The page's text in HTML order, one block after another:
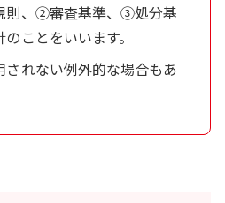
則、②審査基準、③処分基
ことをいいます。
れない例外的な場合もあ